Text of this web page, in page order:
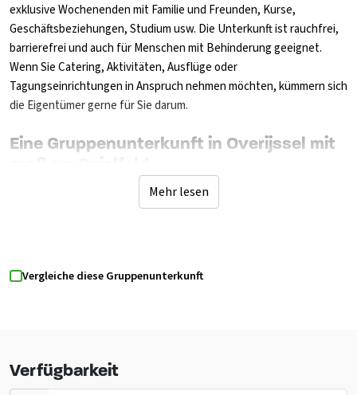
exklusive Wochenenden mit Familie und Freunden, Kurse,
Geschäftsbeziehungen, Studium usw. Die Unterkunft ist rauchfrei,
barrierefrei und auch für Menschen mit Behinderung geeignet.
Wenn Sie Catering, Aktivitäten, Ausflüge oder
Tagungseinrichtungen in Anspruch nehmen möchten, kümmern sich
die Eigentümer gerne für Sie darum.
Eine Gruppenunterkunft in Overijssel mit
Die gut ausgestattete Küche ist komplett für die
Selbstverpflegung ausgestattet. Es gibt verschiedene
auch mit Rezepten versehen werden. Das Wohnzimmer verfügt
über Lounge-Sofas, auf denen Sie fernsehen können. Hinter den
einen Pizzaofen. Es gibt 6 Schlafzimmer, jedes mit einem eigenen
Thema. Im Erdgeschoss befinden sich 3 Schlafzimmer, 1 Zimmer ist
Mehr lesen
Vergleiche diese Gruppenunterkunft
Verfügbarkeit